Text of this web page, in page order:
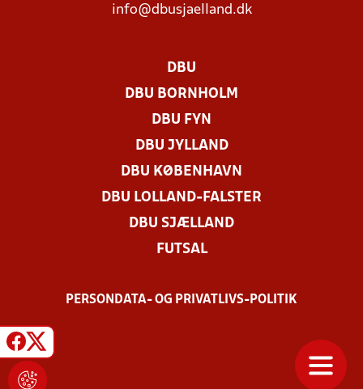
info@dbusjaelland.dk
DBU
DBU BORNHOLM
DBU FYN
DBU JYLLAND
DBU KØBENHAVN
DBU LOLLAND-FALSTER
DBU SJÆLLAND
FUTSAL
PERSONDATA- OG PRIVATLIVS-POLITIK